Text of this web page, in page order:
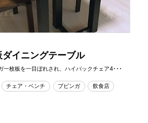
イニングテーブル
一枚板を一目ぼれされ、ハイバックチェア4･･･
チェア・ベンチ ブビンガ
飲食店